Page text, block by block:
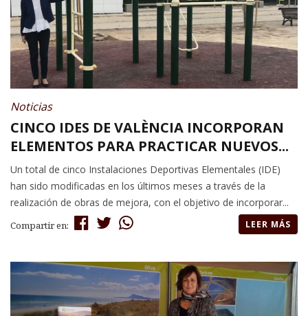
Noticias
CINCO IDES DE VALÈNCIA INCORPORAN
ELEMENTOS PARA PRACTICAR NUEVOS...
Un total de cinco Instalaciones Deportivas Elementales (IDE)
han sido modificadas en los últimos meses a través de la
realización de obras de mejora, con el objetivo de incorporar...
Compartir en: LEER MÁS